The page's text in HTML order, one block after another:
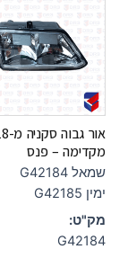
מקדימה – פנס
שמאל G42184
ימין G42185
מק"ט:
G42184